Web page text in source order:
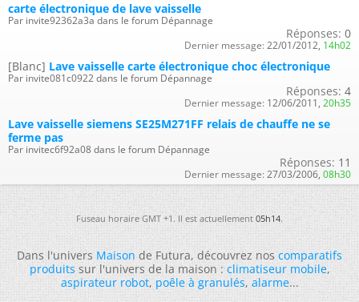
carte électronique de lave vaisselle
Par invite92362a3a dans le forum Dépannage
Réponses: 0
Dernier message: 22/01/2012, 14h02
[Blanc] Lave vaisselle carte électronique choc électronique
Par invite081c0922 dans le forum Dépannage
Réponses: 4
Dernier message: 12/06/2011, 20h35
Lave vaisselle siemens SE25M271FF relais de chauffe ne se
ferme pas
Par invitec6f92a08 dans le forum Dépannage
Réponses: 11
Dernier message: 27/03/2006, 08h30
Fuseau horaire GMT +1. Il est actuellement05h14.
Dans l'universMaisonde Futura, découvrez noscomparatifs
produitssur l'univers de la maison :climatiseur mobile,
aspirateur robot,poêle à granulés,alarme...